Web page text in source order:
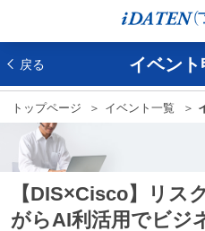
戻る イベント
トップページ イベント一覧
【DIS×Cisco】リス
がらAI利活用でビジ